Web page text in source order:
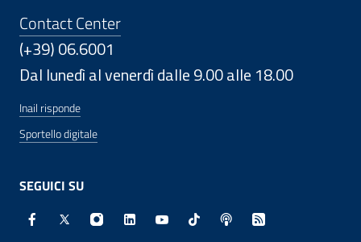
Contact Center
(+39) 06.6001
Dal lunedì al venerdì dalle 9.00 alle 18.00
Inail risponde
Sportello digitale
SEGUICI SU
Facebook - Sito esterno - Apertura in nuova finestra
X - Sito esterno - Apertura in nuova finestra
Instagram - Sito esterno - Apertura in
Linkedin - Sito esterno - Apertura in
Youtube - Sito esterno -
TikTok - Sito esterno -
Spreaker - Sito
Feed RSS -